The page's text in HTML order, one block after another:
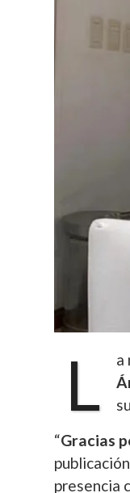
L a
“Gracias
presencia